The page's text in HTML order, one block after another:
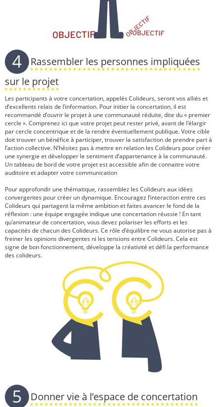
4
Rassembler les personnes impliquées
sur le projet
Les participants à votre concertation, appelés Colideurs, seront vos alliés et
d’excellents relais de l’information. Pour initier la concertation, il est
recommandé d’ouvrir le projet à une communauté réduite, dite du « premier
cercle ». Comprenez ici que votre projet peut rester privé, avant de l’élargir
par cercle concentrique et de la rendre éventuellement publique. Votre cible
doit trouver un bénéfice à participer, trouver la satisfaction de prendre part à
l’action collective. N’hésitez pas à mettre en relation les Colideurs pour créer
une synergie et développer le sentiment d’appartenance à la communauté.
Un tableau de bord de votre projet est accessible afin de connaitre votre
auditoire et adapter votre communication
Pour approfondir une thématique, rassemblez les Colideurs aux idées
convergentes pour créer un dynamique. Encouragez l’interaction entre ces
Colideurs qui partagent la même ambition et faites avancer le fond de la
réflexion : une équipe engagée indique une concertation réussie ! En tant
qu’animateur de concertation, vous devez polariser les efforts et les
capacités de chacun des Colideurs. Ce rôle d’équilibre ne vous autorise pas à
freiner les opinions divergentes ni les tensions entre Colideurs. Cela est
signe de bon fonctionnement, développe la créativité et défi la performance
des colideurs.
5 Donner vie à l’espace de concertation